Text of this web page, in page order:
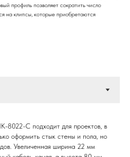
профиль позволяет сократить число
на клипсы, которые приобретаются
8022-С подходит для проектов, в
оформить стык стены и пола, но
Увеличенная ширина 22 мм